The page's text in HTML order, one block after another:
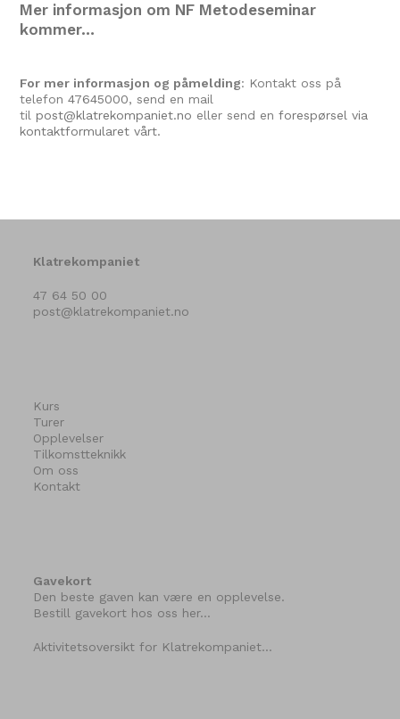
Mer informasjon om NF Metodeseminar
kommer…
For mer informasjon og påmelding: Kontakt oss på
telefon47645000, send en mail
til post@klatrekompaniet.no eller send enforespørsel via
kontaktformularet vårt.
Klatrekompaniet
47 64 50 00
post@klatrekompaniet.no
Kurs
Turer
Opplevelser
Tilkomstteknikk
Om oss
Kontakt
Gavekort
Den beste gaven kan være en opplevelse.
Bestill gavekort hos oss her…
Aktivitetsoversikt for Klatrekompaniet…